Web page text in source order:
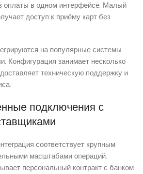
оплаты в одном интерфейсе. Малый
доступ к приёму карт без
на популярные системы
Конфигурация занимает несколько
техническую поддержку и
подключения с
соответствует крупным
масштабами операций.
персональный контракт с банком-